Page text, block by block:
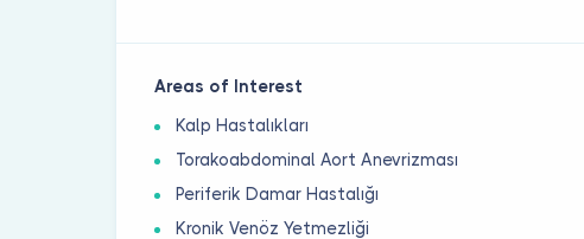
Areas of Interest
Kalp Hastalıkları
Torakoabdominal Aort Anevrizması
Periferik Damar Hastalığı
Kronik Venöz Yetmezliği